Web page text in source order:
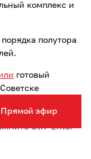
Прямой эфир
комплекс и
полутора
готовый
рублей.
Ctrl+Enter